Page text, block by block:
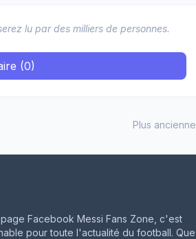
lu par des milliers de personnes.
(0)
Plus ancienne
Facebook Messi Fans Zone, c'est
pour toute l'actualité du football. Que